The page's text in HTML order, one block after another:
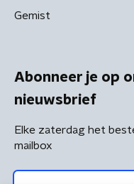
Gemist
Abonneer je op
nieuwsbrief
Elke zaterdag het
mailbox